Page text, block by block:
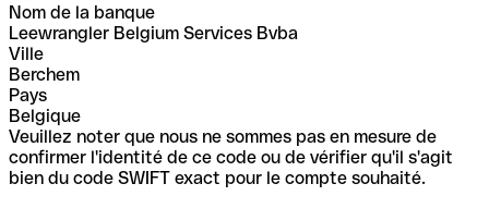
Nom de la banque
Leewrangler Belgium Services Bvba
Ville
Berchem
Pays
Belgique
Veuillez noter que nous ne sommes pas en mesure de
confirmer l'identité de ce code ou de vérifier qu'il s'agit
bien du code SWIFT exact pour le compte souhaité.